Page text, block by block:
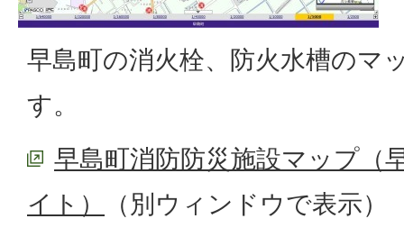
早島町の消火栓、防火水槽のマ
す。
早島町消防防災施設マップ（
イト）
（別ウィンドウで表示）